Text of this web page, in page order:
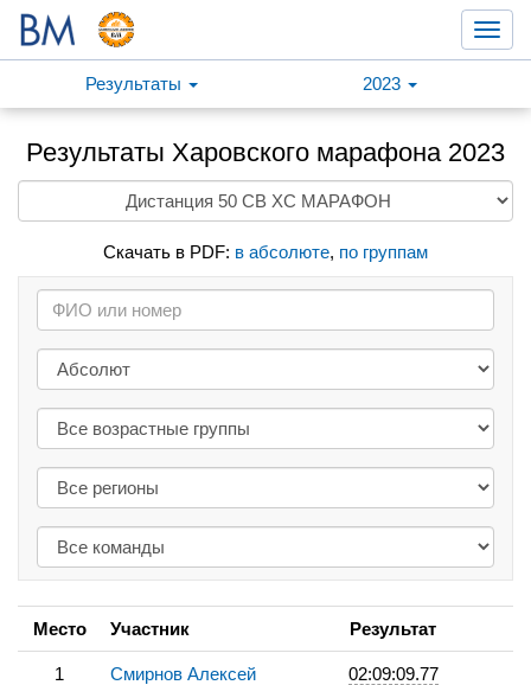
Результаты
2023
Результаты Харовского марафона 2023
Скачать в PDF: в абсолюте, по группам
Место Участник Результат
1 Смирнов Алексей 02:09:09.77